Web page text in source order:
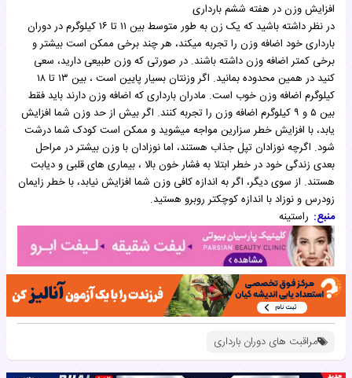
افزایش وزن در هفته ششم بارداری
در نظر داشته باشید که یک زن به طور متوسط بین ۱۱ تا ۱۶ کیلوگرم در دوران
بارداری خود اضافه وزن را تجربه میکند، هر چند برخی ممکن است بیشتر و
برخی کمتر اضافه وزن داشته باشند. در صورتی که وزن طبیعی دارید، سعی
کنید در همین محدوده بمانید. اگر وزنتان بسیار پایین است ، بین ۱۳ تا ۱۸
کیلوگرم اضافه وزن خوب است. مادران بارداری که اضافه وزن دارند باید فقط
بین ۵ و ۹ کیلوگرم اضافه وزن را تجربه کنند. اگر بیش از حد وزن شما افزایش
یابد، با افزایش خطر سزارین مواجه میشوید و ممکن است کودک شما درشت
شود. اگرچه نوزادان تپل جذاب هستند، اما نوزادان با وزن بیشتر در مراحل
بعدی زندگی خود در خطر ابتلا به فشار خون بالا ، بیماری های قلبی و دیابت
هستند. از سوی دیگر، اگر به اندازه کافی وزن شما افزایش نیابد، با خطر زایمان
زودرس و نوزاد با اندازه کوچکتر روبرو هستید.
منبع: راستینه
مراقبت های دوران بارداری